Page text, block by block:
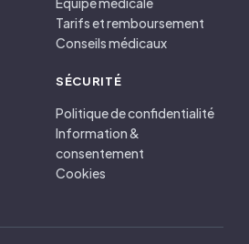
Tarifs et remboursement
Conseils médicaux
SÉCURITÉ
Politique de confidentialité
Information &
consentement
Cookies